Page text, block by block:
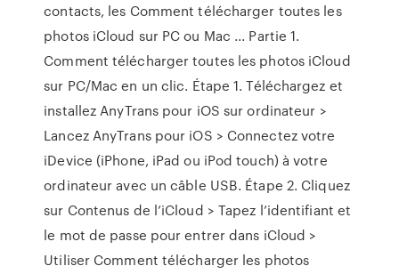
contacts, les Comment télécharger toutes les
photos iCloud sur PC ou Mac ... Partie 1.
Comment télécharger toutes les photos iCloud
sur PC/Mac en un clic. Étape 1. Téléchargez et
installez AnyTrans pour iOS sur ordinateur >
Lancez AnyTrans pour iOS > Connectez votre
iDevice (iPhone, iPad ou iPod touch) à votre
ordinateur avec un câble USB. Étape 2. Cliquez
sur Contenus de l’iCloud > Tapez l’identifiant et
le mot de passe pour entrer dans iCloud >
Utiliser Comment télécharger les photos